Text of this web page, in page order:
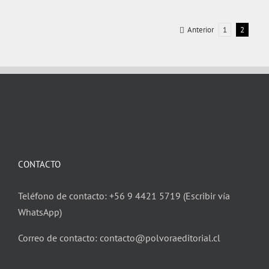
Anterior 1 2
CONTACTO
Teléfono de contacto: +56 9 4421 5719 (Escribir vía
WhatsApp)
Correo de contacto: contacto@polvoraeditorial.cl